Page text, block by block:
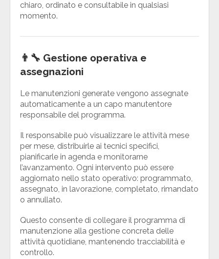
chiaro, ordinato e consultabile in qualsiasi
momento.
👨‍🔧 Gestione operativa e
assegnazioni
Le manutenzioni generate vengono assegnate
automaticamente a un capo manutentore
responsabile del programma.
Il responsabile può visualizzare le attività mese
per mese, distribuirle ai tecnici specifici,
pianificarle in agenda e monitorarne
l’avanzamento. Ogni intervento può essere
aggiornato nello stato operativo: programmato,
assegnato, in lavorazione, completato, rimandato
o annullato.
Questo consente di collegare il programma di
manutenzione alla gestione concreta delle
attività quotidiane, mantenendo tracciabilità e
controllo.